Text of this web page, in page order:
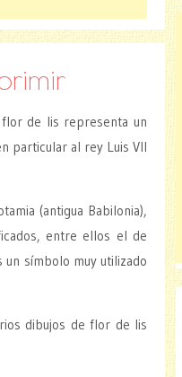
de lis representa un
particular al rey Luis VII
(antigua Babilonia),
entre ellos el de
símbolo muy utilizado
dibujos de flor de lis